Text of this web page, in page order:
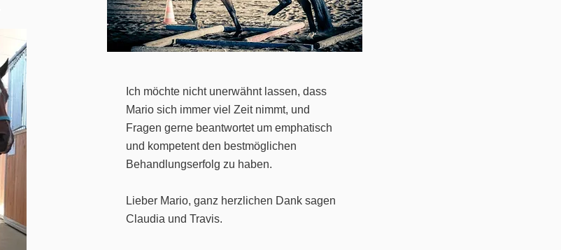
Ich möchte nicht unerwähnt lassen, dass
Mario sich immer viel Zeit nimmt, und
Fragen gerne beantwortet um emphatisch
und kompetent den bestmöglichen
Behandlungserfolg zu haben.
Lieber Mario, ganz herzlichen Dank sagen
Claudia und Travis.